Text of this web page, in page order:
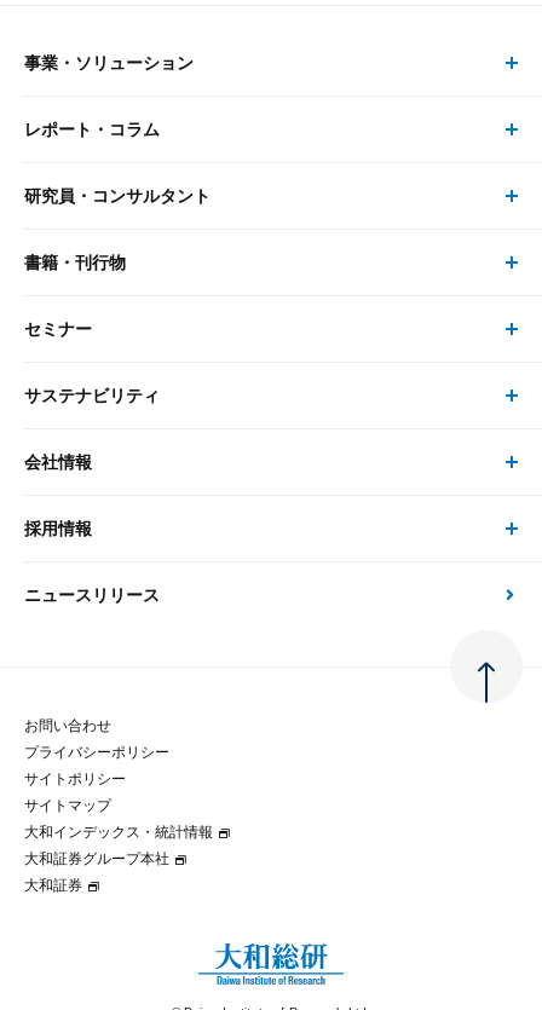
事業・ソリューション
事業・ソリューション トップ
リサーチ
大和総研の強み
先端テクノロジーに基づく新たな価値の創出
レポート・コラム
レポート・コラム トップ
最新のレポート・コラム
政策分析
金融経済教育等
コラム
大和インデックス・統計情報
研究員・コンサルタント
研究員・コンサルタント トップ
研究員
書籍・刊行物
書籍・刊行物 トップ
書籍
セミナー
セミナー トップ
現在受付中のセミナー・イベント
サステナビリティ
サステナビリティの取り組み
次世代社会への貢献
マルチステークホルダー方針
パートナーシップ構築宣言
会社情報
会社情報 トップ
会社概要・役員一覧
大和総研の歩み
グループ会社
採用情報
採用情報 トップ
経験者採用
ニュースリリース
お問い合わせ
プライバシーポリシー
サイトポリシー
サイトマップ
大和インデックス・統計情報
大和証券グループ本社
大和証券